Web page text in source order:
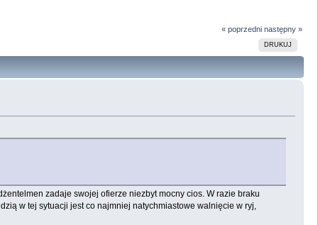
« poprzedni następny »
DRUKUJ
zadaje swojej ofierze niezbyt mocny cios. W razie braku
w tej sytuacji jest co najmniej natychmiastowe walnięcie w ryj,